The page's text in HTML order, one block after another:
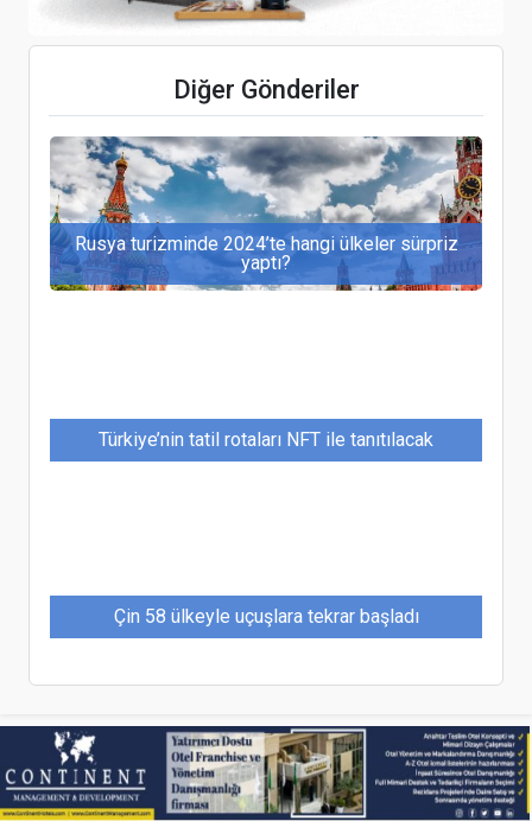
Diğer Gönderiler
Türk Vatandaşlarının Yurt Dışı Seyahat Eğilimleri
Rusya turizminde 2024’te hangi ülkeler sürpriz
yaptı?
Türkiye’nin tatil rotaları NFT ile tanıtılacak
Çin 58 ülkeyle uçuşlara tekrar başladı
ATOR, Türkiye tatili fiyatlarında düşüş kaydetti